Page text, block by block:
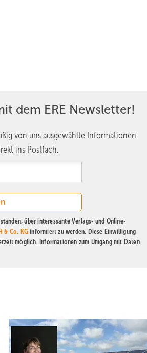
dem ERE Newsletter!
von uns ausgewählte Informationen
ins Postfach.
über interessante Verlags- und Online-
& Co. KGinformiert zu werden. Diese Einwilligung
möglich. Informationen zum Umgang mit Daten